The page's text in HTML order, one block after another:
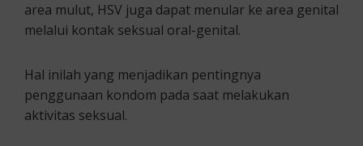
area mulut, HSV juga dapat menular ke area genital
melalui kontak seksual oral-genital.
Hal inilah yang menjadikan pentingnya
penggunaan kondom pada saat melakukan
aktivitas seksual.